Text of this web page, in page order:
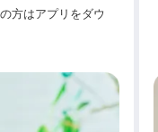
方はアプリをダウ